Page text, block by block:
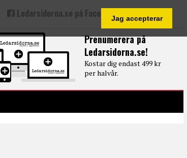
Jag accepterar
Prenumerera på
Ledarsidorna.se!
Kostar dig endast 499 kr
per halvår.
Ledarsidorna.se på Facebook